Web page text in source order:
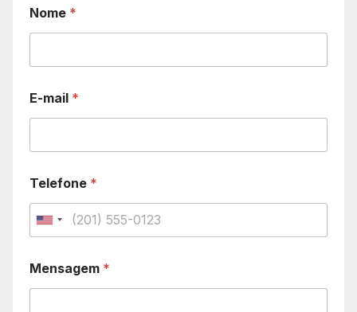
Nome *
E-mail *
Telefone *
U
i
Mensagem *